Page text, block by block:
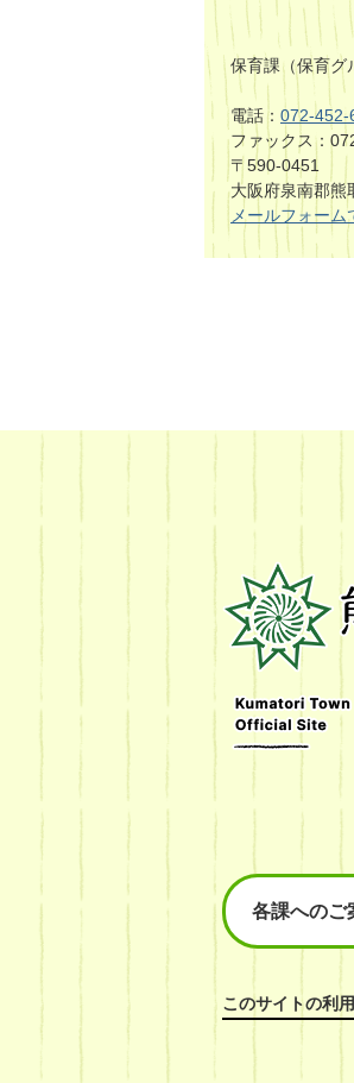
保育課（保育グ
電話： 072-452-
ファックス：
〒590-0451
大阪府泉南郡熊
メールフォー
町
Kumatori
Town
Official
Site
各課へのご
このサイトの利